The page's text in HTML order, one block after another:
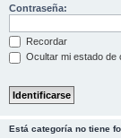
Contraseña:
Recordar
Ocultar mi estado de
Está categoría no tiene